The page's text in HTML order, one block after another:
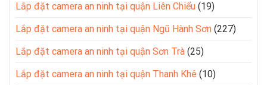
Lắp đặt camera an ninh tại quận Liên Chiểu (19)
Lắp đặt camera an ninh tại quận Ngũ Hành Sơn (227)
Lắp đặt camera an ninh tại quận Sơn Trà (25)
Lắp đặt camera an ninh tại quận Thanh Khê (10)